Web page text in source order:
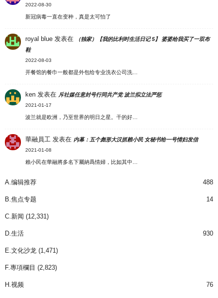
2022-08-30
新冠病毒一直在变种，真是太可怕了
royal blue 发表在
（独家）【我的比利时生活日记 5】 婆婆给我买了一双布
鞋
2022-08-03
开餐馆的餐巾一般都是外包给专业洗衣公司洗…
ken 发表在 斥社媒任意封号行同共产党 波兰拟立法严惩
2021-01-17
波兰就是欧洲，乃至世界的明日之星。干的好…
華融員工 发表在 内幕：五个彪形大汉抓赖小民 女秘书给一号情妇发信
2021-01-08
賴小民在華融將多名下屬納爲情婦，比如其中…
A.编辑推荐 488
B.焦点专题 14
C.新闻 (12,331)
D.生活 930
E.文化沙龙 (1,471)
F.專項欄目 (2,823)
H.视频 76